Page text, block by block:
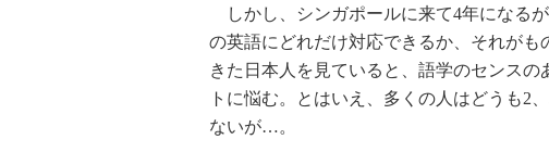
しかし、シンガポールに来て4年になる
の英語にどれだけ対応できるか、それが
きた日本人を見ていると、語学のセンス
トに悩む。とはいえ、多くの人はどうも2
ないが…。